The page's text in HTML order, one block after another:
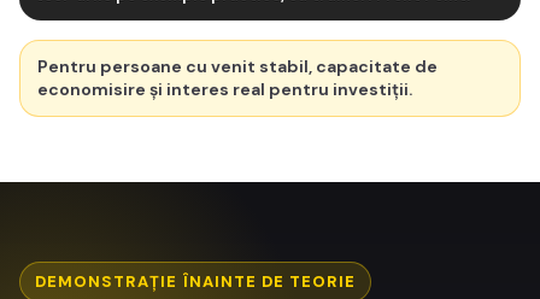
portofoliu
Pentru persoane cu venit stabil, capacitate de
economisire și interes real pentru investiții.
DEMONSTRAȚIE ÎNAINTE DE TEORIE